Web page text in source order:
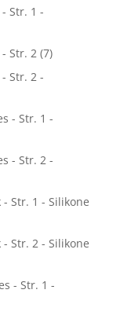
Str. 1 -
Str. 2 (7)
Str. 2 -
- Str. 1 -
- Str. 2 -
Str. 1 - Silikone
Str. 2 - Silikone
- Str. 1 -